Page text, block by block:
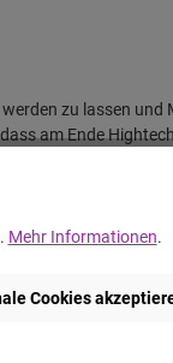
zu lassen und
am Ende
hochwertige
zu einem der
Podkit in Silber, den
mit
Mehr Informationen.
Cookies